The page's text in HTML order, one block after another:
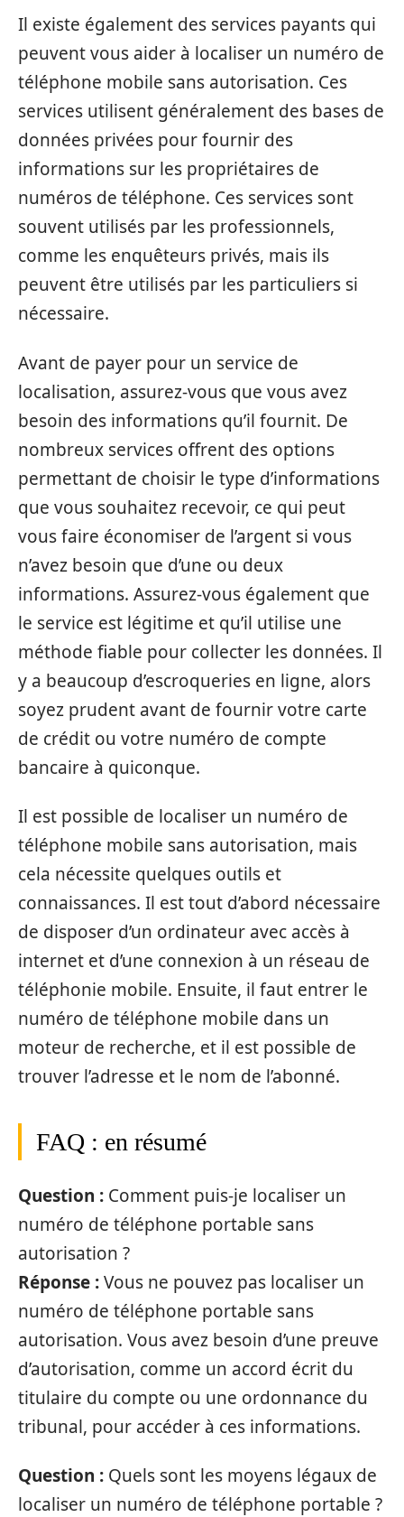
Il existe également des services payants qui
peuvent vous aider à localiser un numéro de
téléphone mobile sans autorisation. Ces
services utilisent généralement des bases de
données privées pour fournir des
informations sur les propriétaires de
numéros de téléphone. Ces services sont
souvent utilisés par les professionnels,
comme les enquêteurs privés, mais ils
peuvent être utilisés par les particuliers si
nécessaire.
Avant de payer pour un service de
localisation, assurez-vous que vous avez
besoin des informations qu’il fournit. De
nombreux services offrent des options
permettant de choisir le type d’informations
que vous souhaitez recevoir, ce qui peut
vous faire économiser de l’argent si vous
n’avez besoin que d’une ou deux
informations. Assurez-vous également que
le service est légitime et qu’il utilise une
méthode fiable pour collecter les données. Il
y a beaucoup d’escroqueries en ligne, alors
soyez prudent avant de fournir votre carte
de crédit ou votre numéro de compte
bancaire à quiconque.
Il est possible de localiser un numéro de
téléphone mobile sans autorisation, mais
cela nécessite quelques outils et
connaissances. Il est tout d’abord nécessaire
de disposer d’un ordinateur avec accès à
internet et d’une connexion à un réseau de
téléphonie mobile. Ensuite, il faut entrer le
numéro de téléphone mobile dans un
moteur de recherche, et il est possible de
trouver l’adresse et le nom de l’abonné.
FAQ : en résumé
Question : Comment puis-je localiser un
numéro de téléphone portable sans
autorisation ?
Réponse :Vous ne pouvez pas localiser un
numéro de téléphone portable sans
autorisation. Vous avez besoin d’une preuve
d’autorisation, comme un accord écrit du
titulaire du compte ou une ordonnance du
tribunal, pour accéder à ces informations.
Question : Quels sont les moyens légaux de
localiser un numéro de téléphone portable ?